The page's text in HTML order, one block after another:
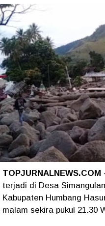
TOPJURNALNEWS.COM
terjadi di Desa
Kabupaten Humbang
malam sekira pukul 21.30